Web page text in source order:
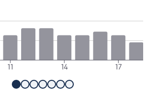
11 14 17